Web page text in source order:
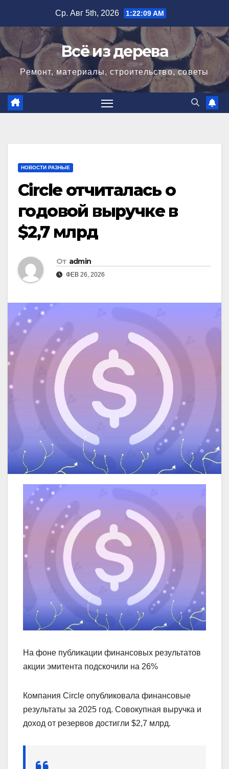
содержимому
Ср. Авг 5th, 2026 1:22:10 AM
Всё из дерева
Ремонт, материалы, строительство, советы
НОВОСТИ РАЗНЫЕ
Circle отчиталась о
годовой выручке в
$2,7 млрд
От admin
ФЕВ 26, 2026
На фоне публикации финансовых результатов
акции эмитента подскочили на 26%
Компания Circle опубликовала финансовые
результаты за 2025 год. Совокупная выручка и
доход от резервов достигли $2,7 млрд.